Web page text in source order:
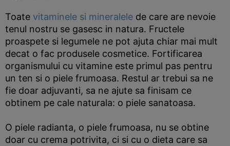
Toate vitaminele si mineralele de care are nevoie
tenul nostru se gasesc in natura. Fructele
proaspete si legumele ne pot ajuta chiar mai mult
decat o fac produsele cosmetice. Fortificarea
organismului cu vitamine este primul pas pentru
un ten si o piele frumoasa. Restul ar trebui sa ne
fie doar adjuvanti, sa ne ajute sa finisam ce
obtinem pe cale naturala: o piele sanatoasa.
O piele radianta, o piele frumoasa, nu se obtine
doar cu crema potrivita, ci si cu o dieta care sa